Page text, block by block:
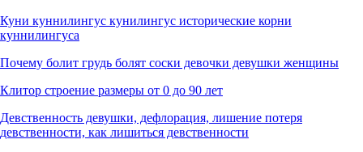
Куни куннилингус кунилингус исторические корни
куннилингуса
Почему болит грудь болят соски девочки девушки женщины
Клитор строение размеры от 0 до 90 лет
Девственность девушки, дефлорация, лишение потеря
девственности, как лишиться девственности